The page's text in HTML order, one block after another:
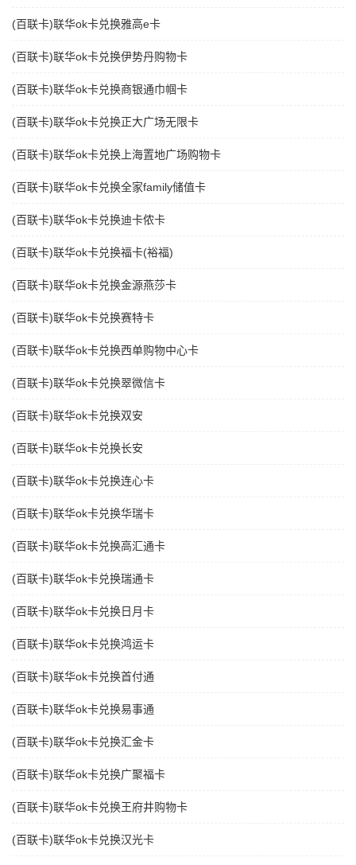
(百联卡)联华ok卡兑换雅高e卡
(百联卡)联华ok卡兑换伊势丹购物卡
(百联卡)联华ok卡兑换商银通巾帼卡
(百联卡)联华ok卡兑换正大广场无限卡
(百联卡)联华ok卡兑换上海置地广场购物卡
(百联卡)联华ok卡兑换全家family储值卡
(百联卡)联华ok卡兑换迪卡侬卡
(百联卡)联华ok卡兑换福卡(裕福)
(百联卡)联华ok卡兑换金源燕莎卡
(百联卡)联华ok卡兑换赛特卡
(百联卡)联华ok卡兑换西单购物中心卡
(百联卡)联华ok卡兑换翠微信卡
(百联卡)联华ok卡兑换双安
(百联卡)联华ok卡兑换长安
(百联卡)联华ok卡兑换连心卡
(百联卡)联华ok卡兑换华瑞卡
(百联卡)联华ok卡兑换高汇通卡
(百联卡)联华ok卡兑换瑞通卡
(百联卡)联华ok卡兑换日月卡
(百联卡)联华ok卡兑换鸿运卡
(百联卡)联华ok卡兑换首付通
(百联卡)联华ok卡兑换易事通
(百联卡)联华ok卡兑换汇金卡
(百联卡)联华ok卡兑换广聚福卡
(百联卡)联华ok卡兑换王府井购物卡
(百联卡)联华ok卡兑换汉光卡